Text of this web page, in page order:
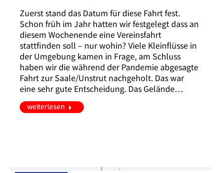
Zuerst stand das Datum für diese Fahrt fest.
Schon früh im Jahr hatten wir festgelegt dass an
diesem Wochenende eine Vereinsfahrt
stattfinden soll – nur wohin? Viele Kleinflüsse in
der Umgebung kamen in Frage, am Schluss
haben wir die während der Pandemie abgesagte
Fahrt zur Saale/Unstrut nachgeholt. Das war
eine sehr gute Entscheidung. Das Gelände…
weiterlesen